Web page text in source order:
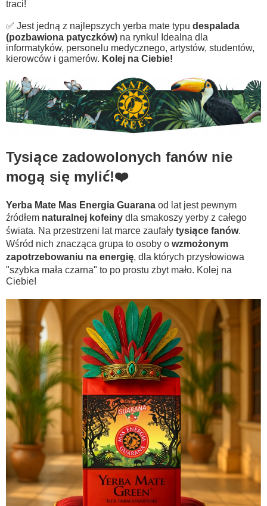
traci!
✅ Jest jedną z najlepszych yerba mate typu despalada
(pozbawiona patyczków) na rynku! Idealna dla
informatyków, personelu medycznego, artystów, studentów,
kierowców i gamerów. Kolej na Ciebie!
Tysiące zadowolonych fanów nie
mogą się mylić!❤️
Yerba Mate Mas Energia Guarana od lat jest pewnym
źródłem naturalnej kofeiny dla smakoszy yerby z całego
świata. Na przestrzeni lat marce zaufały tysiące fanów.
Wśród nich znacząca grupa to osoby o wzmożonym
zapotrzebowaniu na energię, dla których przysłowiowa
"szybka mała czarna" to po prostu zbyt mało. Kolej na
Ciebie!